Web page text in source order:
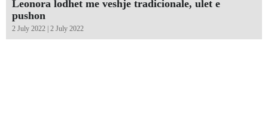
Leonora lodhet me veshje tradicionale, ulet e
pushon
2 July 2022 | 2 July 2022